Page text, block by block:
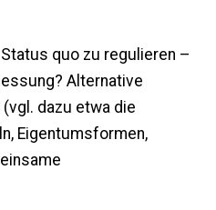
quo zu regulieren –
Alternative
dazu etwa die
Eigentumsformen,